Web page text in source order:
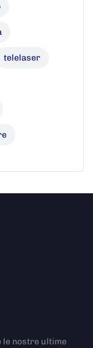
telelaser
nostre ultime